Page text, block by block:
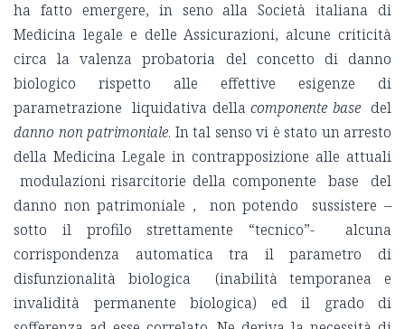
ha fatto emergere, in seno alla Società italiana di
Medicina legale e delle Assicurazioni, alcune criticità
circa la valenza probatoria del concetto di danno
biologico rispetto alle effettive esigenze di
parametrazione liquidativa dellacomponente basedel
danno non patrimoniale. In tal senso vi è stato un arresto
della Medicina Legale in contrapposizione alle attuali
modulazioni risarcitorie della componente base del
danno non patrimoniale , non potendo sussistere –
sotto il profilo strettamente “tecnico”- alcuna
corrispondenza automatica tra il parametro di
disfunzionalità biologica (inabilità temporanea e
invalidità permanente biologica) ed il grado di